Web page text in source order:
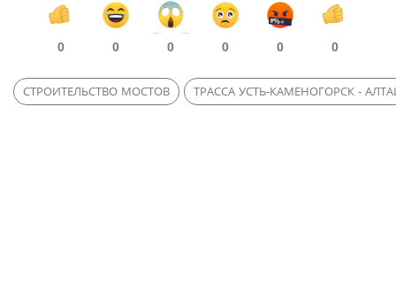
0 0 0 0 0 0
СТРОИТЕЛЬСТВО МОСТОВ ТРАССА УСТЬ-КАМЕНОГОРСК -